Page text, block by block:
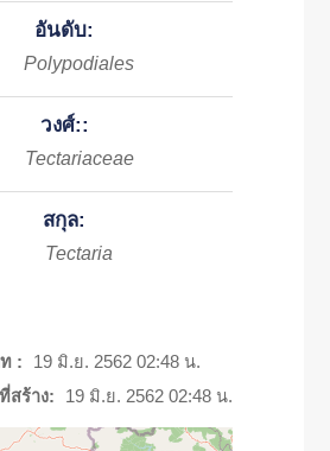
อันดับ:
Polypodiales
วงศ์::
Tectariaceae
สกุล:
Tectaria
:
19 มิ.ย. 2562 02:48 น.
สร้าง:
19 มิ.ย. 2562 02:48 น.